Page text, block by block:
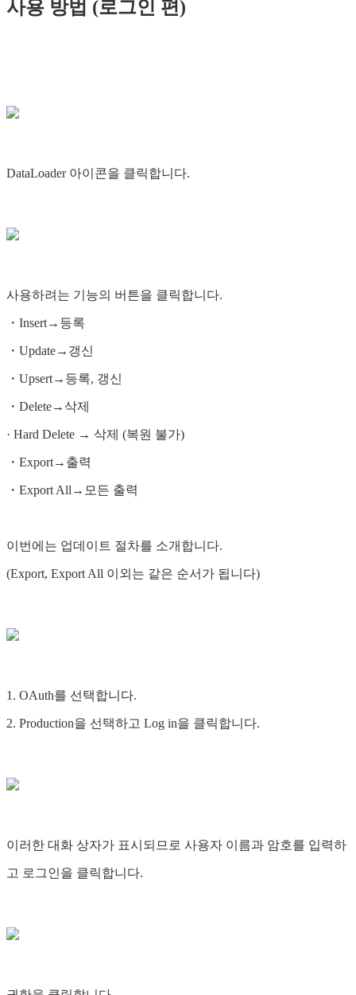
사용 방법 (로그인 편)
DataLoader 아이콘을 클릭합니다.
사용하려는 기능의 버튼을 클릭합니다.
・Insert→등록
・Update→갱신
・Upsert→등록, 갱신
・Delete→삭제
· Hard Delete → 삭제 (복원 불가)
・Export→출력
・Export All→모든 출력
이번에는 업데이트 절차를 소개합니다.
(Export, Export All 이외는 같은 순서가 됩니다)
1. OAuth를 선택합니다.
2. Production을 선택하고 Log in을 클릭합니다.
이러한 대화 상자가 표시되므로 사용자 이름과 암호를 입력하
고 로그인을 클릭합니다.